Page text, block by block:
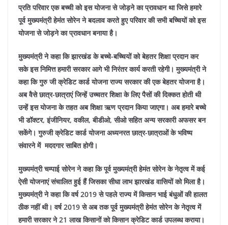
प्रति परिवार एक बच्ची को इस योजना से जोड़ने का प्रावधान था जिसे हमारे
पूर्व मुख्यमंत्री हेमंत सोरेन ने बदलाव करते हुए परिवार की सभी बच्चियों को इस
योजना से जोड़ने का प्रावधान बनाया है।
मुख्यमंत्री ने कहा कि झारखंड के बच्चे-बच्चियों को बेहतर शिक्षा प्रदान कर
सके इस निमित्त हमारी सरकार आगे भी निरंतर कार्य करती रहेगी। मुख्यमंत्री ने
कहा कि गुरु जी क्रेडिट कार्ड योजना राज्य सरकार की एक बेहतर योजना है।
अब वैसे छात्र-छात्राएं जिन्हें उच्चतर शिक्षा के लिए पैसों की दिक्कत होती थी
उन्हें इस योजना के तहत अब शिक्षा ऋण प्रदान किया जाएगा। अब हमारे बच्चे
भी डॉक्टर, इंजीनियर, वकील, बीडीओ, सीओ सहित अन्य सरकारी अफसर बन
सकेंगे। गुरुजी क्रेडिट कार्ड योजना अध्यनरत छात्र-छात्राओं के भविष्य
संवारने में मददगार साबित होगी।
मुख्यमंत्री चम्पाई सोरेन ने कहा कि पूर्व मुख्यमंत्री हेमंत सोरेन के नेतृत्व में कई
ऐसी योजनाएं संचालित हुई हैं जिसका सीधा लाभ झारखंड वासियों को मिला है।
मुख्यमंत्री ने कहा कि वर्ष 2019 से पहले राज्य में किसान भाई बंधुओं की हालत
ठीक नहीं थी। वर्ष 2019 से अब तक पूर्व मुख्यमंत्री हेमंत सोरेन के नेतृत्व में
हमारी सरकार ने 21 लाख किसानों को किसान क्रेडिट कार्ड उपलब्ध कराया।